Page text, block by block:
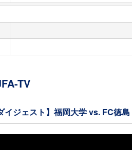
TV
イジェスト】福岡大学 vs. FC徳島